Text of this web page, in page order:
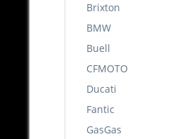
Brixton
BMW
Buell
CFMOTO
Ducati
Fantic
GasGas